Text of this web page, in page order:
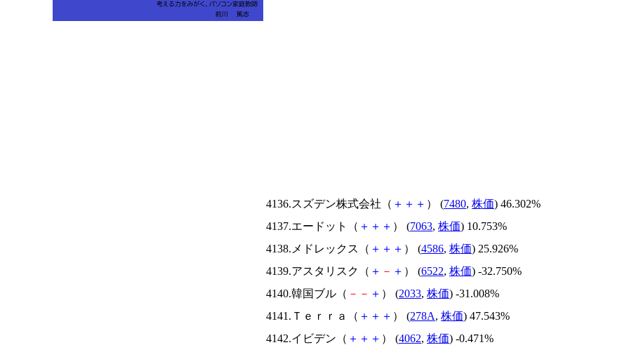
4136.スズデン株式会社（ ＋ ＋ ＋ ） (7480, 株価) 46.302%
4137.エードット（ ＋ ＋ ＋ ） (7063, 株価) 10.753%
4138.メドレックス（ ＋ ＋ ＋ ） (4586, 株価) 25.926%
4139.アスタリスク（ ＋ － ＋ ） (6522, 株価) -32.750%
4140.韓国ブル（ － － ＋ ） (2033, 株価) -31.008%
4141.Ｔｅｒｒａ（ ＋ ＋ ＋ ） (278A, 株価) 47.543%
4142.イビデン（ ＋ ＋ ＋ ） (4062, 株価) -0.471%